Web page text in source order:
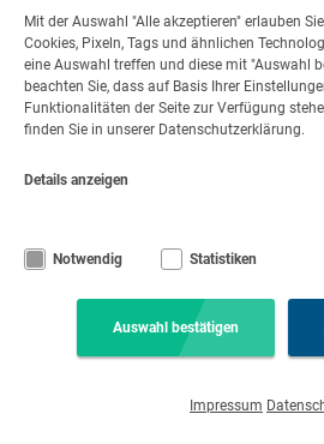
Kontakt
Nehmen Sie Kontakt auf
Mo - Fr 08:00 - 17:00
© Copyright KAUP GmbH & Co. KG
Feedback gem. Hinweisgeberschutzgesetz
Mit der Auswahl "Alle akzeptieren" erlauben
Cookies, Pixeln, Tags und ähnlichen
eine Auswahl treffen und diese mit "Auswahl
beachten Sie, dass auf Basis Ihrer
Funktionalitäten der Seite zur Verfügung
finden Sie in unserer Datenschutzerklärung.
Details anzeigen
Notwendig Statistiken
Impressum
Auswahl bestätigen